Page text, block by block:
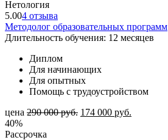
Нетология
5.004 отзыва
Методолог образовательных программ
Длительность обучения: 12 месяцев
Диплом
Для начинающих
Для опытных
Помощь с трудоустройством
цена 290 000руб. 174 000 руб.
40%
Рассрочка